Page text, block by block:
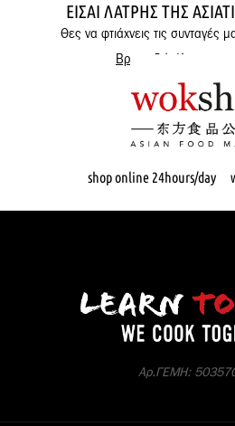
ΕΊΣΑΙ ΛΆΤΡΗΣ ΤΗΣ
Θες να φτιάχνεις τις συνταγές
Βρες εδώ όλα μας τα
shop online 24hours/day
Αρ.ΓΕΜΗ: